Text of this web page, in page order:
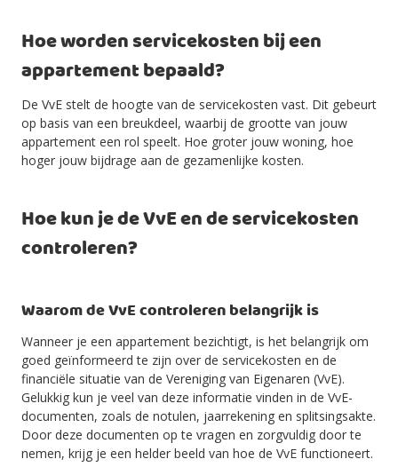
Hoe worden servicekosten bij een
appartement bepaald?
De VvE stelt de hoogte van de servicekosten vast. Dit gebeurt
op basis van een breukdeel, waarbij de grootte van jouw
appartement een rol speelt. Hoe groter jouw woning, hoe
hoger jouw bijdrage aan de gezamenlijke kosten.
Hoe kun je de VvE en de servicekosten
controleren?
Waarom de VvE controleren belangrijk is
Wanneer je een appartement bezichtigt, is het belangrijk om
goed geïnformeerd te zijn over de servicekosten en de
financiële situatie van de Vereniging van Eigenaren (VvE).
Gelukkig kun je veel van deze informatie vinden in de VvE-
documenten, zoals de notulen, jaarrekening en splitsingsakte.
Door deze documenten op te vragen en zorgvuldig door te
nemen, krijg je een helder beeld van hoe de VvE functioneert.